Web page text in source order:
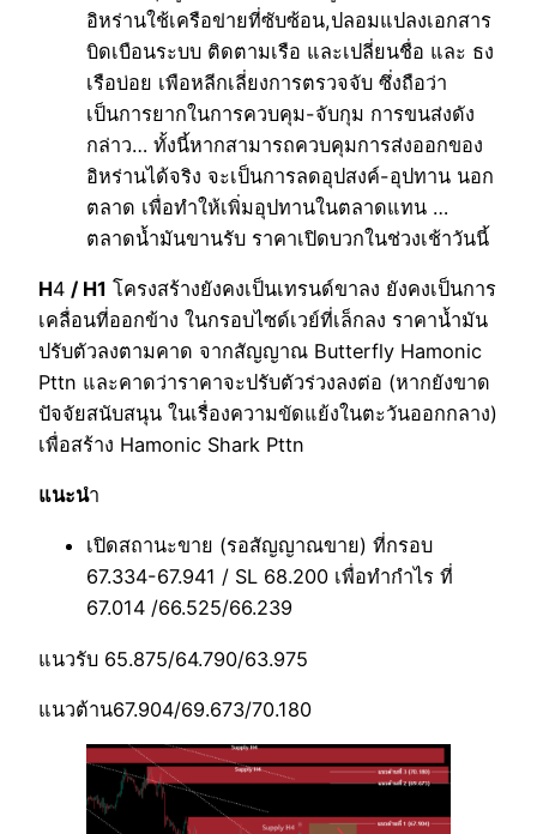
อิหร่านใช้เครือข่ายที่ซับซ้อน,ปลอมแปลงเอกสาร
บิดเบือนระบบ ติดตามเรือ และเปลี่ยนชื่อ และ ธง
เรือบ่อย เพือหลีกเลี่ยงการตรวจจับ ซึ่งถือว่า
เป็นการยากในการควบคุม-จับกุม การขนส่งดัง
กล่าว… ทั้งนี้หากสามารถควบคุมการส่งออกของ
อิหร่านได้จริง จะเป็นการลดอุปสงค์-อุปทาน นอก
ตลาด เพื่อทำให้เพิ่มอุปทานในตลาดแทน …
ตลาดน้ำมันขานรับ ราคาเปิดบวกในช่วงเช้าวันนี้
H4 / H1 โครงสร้างยังคงเป็นเทรนด์ขาลง ยังคงเป็นการ
เคลื่อนที่ออกข้าง ในกรอบไซด์เวย์ที่เล็กลง ราคาน้ำมัน
ปรับตัวลงตามคาด จากสัญญาณ Butterfly Hamonic
Pttn และคาดว่าราคาจะปรับตัวร่วงลงต่อ (หากยังขาด
ปัจจัยสนับสนุน ในเรื่องความขัดแย้งในตะวันออกกลาง)
เพื่อสร้าง Hamonic Shark Pttn
แนะนำ
เปิดสถานะขาย (รอสัญญาณขาย) ที่กรอบ
67.334-67.941 / SL 68.200 เพื่อทำกำไร ที่
67.014 /66.525/66.239
แนวรับ 65.875/64.790/63.975
แนวต้าน67.904/69.673/70.180